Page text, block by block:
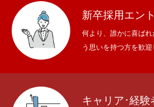
新卒採用エン
何より、誰かに喜ば
う思いを持つ方を歓迎
キャリア･経